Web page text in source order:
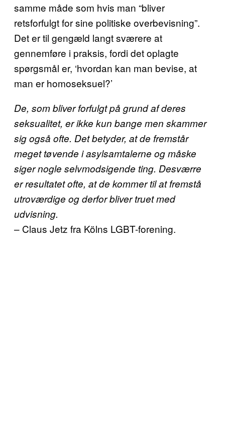
samme måde som hvis man “bliver
retsforfulgt for sine politiske overbevisning”.
Det er til gengæld langt sværere at
gennemføre i praksis, fordi det oplagte
spørgsmål er, ‘hvordan kan man bevise, at
man er homoseksuel?’
De, som bliver forfulgt på grund af deres
seksualitet, er ikke kun bange men skammer
sig også ofte. Det betyder, at de fremstår
meget tøvende i asylsamtalerne og måske
siger nogle selvmodsigende ting. Desværre
er resultatet ofte, at de kommer til at fremstå
utroværdige og derfor bliver truet med
udvisning.
– Claus Jetz fra Kölns LGBT-forening.